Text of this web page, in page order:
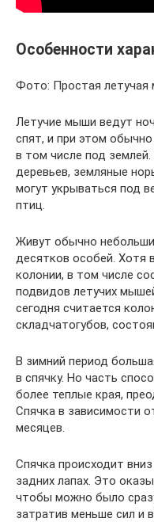
Особенности
Фото: Простая
Летучие мыши ведут
спят, и при этом
в том числе под
деревьев, земляные
могут укрываться под
птиц.
Живут обычно
десятков особей. Хотя
колонии, в том числе
подвидов летучих
сегодня считается
складчатогубов,
В зимний период
в спячку. Но часть
более теплые края,
Спячка в зависимости
месяцев.
Спячка происходит
задних лапах. Это
чтобы можно было
затратив меньше сил и